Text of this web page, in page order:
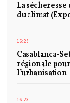
La
du climat
16:28
Casablanca-
régionale
l’urbanisation
16:23